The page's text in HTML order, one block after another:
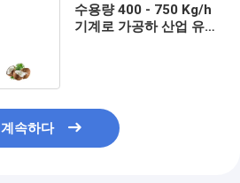
수용량 400 - 750 Kg/h
기계로 가공하 산업 유
계속하다